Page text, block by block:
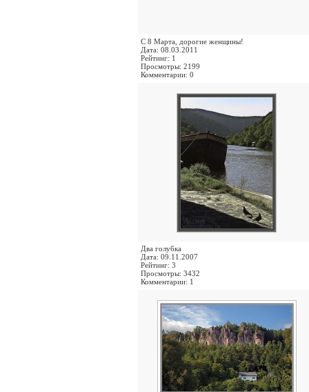
С 8 Марта, дорогие женщины!
Дата: 08.03.2011
Рейтинг: 1
Просмотры: 2199
Комментарии: 0
Два голубка
Дата: 09.11.2007
Рейтинг: 3
Просмотры: 3432
Комментарии: 1